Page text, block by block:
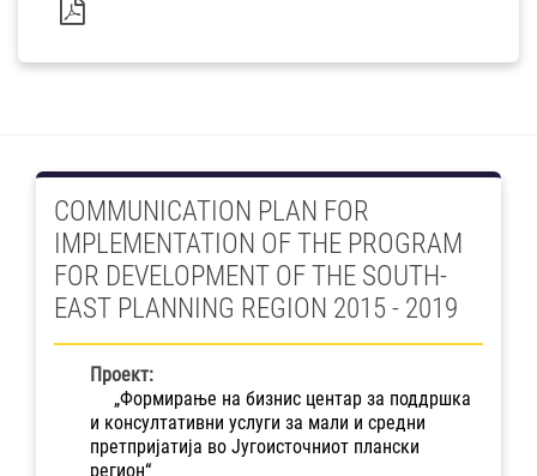
COMMUNICATION PLAN FOR
IMPLEMENTATION OF THE PROGRAM
FOR DEVELOPMENT OF THE SOUTH-
EAST PLANNING REGION 2015 - 2019
Проект:
„Формирање на бизнис центар за поддршка
и консултативни услуги за мали и средни
претпријатија во Југоисточниот плански
регион“